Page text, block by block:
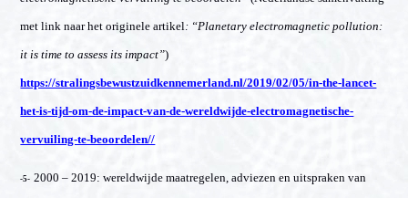
met link naar het originele artikel : “Planetary electromagnetic pollution:
it is time to assess its impact”)
https://stralingsbewustzuidkennemerland.nl/2019/02/05/in-the-lancet-
het-is-tijd-om-de-impact-van-de-wereldwijde-electromagnetische-
vervuiling-te-beoordelen//
-5- 2000 – 2019: wereldwijde maatregelen, adviezen en uitspraken van